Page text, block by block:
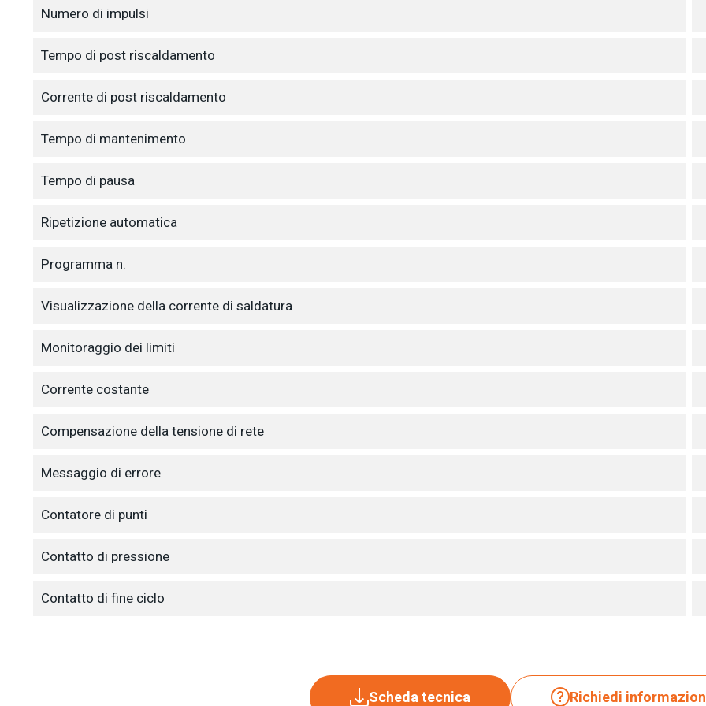
Numero di impulsi
Tempo di post riscaldamento
Corrente di post riscaldamento
Tempo di mantenimento
Tempo di pausa
Ripetizione automatica
Programma n.
Visualizzazione della corrente di saldatura
Monitoraggio dei limiti
Corrente costante
Compensazione della tensione di rete
Messaggio di errore
Contatore di punti
Contatto di pressione
Contatto di fine ciclo
Scheda tecnica Richiedi